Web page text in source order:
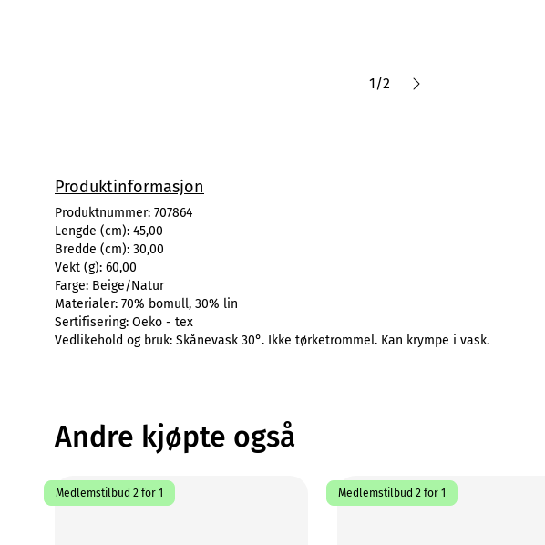
1/2
Produktinformasjon
Produktnummer: 707864
Lengde (cm): 45,00
Bredde (cm): 30,00
Vekt (g): 60,00
Farge: Beige/Natur
Materialer: 70% bomull, 30% lin
Sertifisering: Oeko - tex
Vedlikehold og bruk: Skånevask 30°. Ikke tørketrommel. Kan krympe i vask.
Andre kjøpte også
Medlemstilbud 2 for 1 Medlemstilbud 2 for 1